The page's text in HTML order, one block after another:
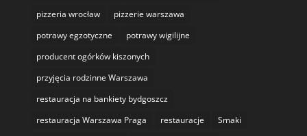
pizzeria wrocław
pizzerie warszawa
potrawy egzotyczne
potrawy wigilijne
producent ogórków kiszonych
przyjęcia rodzinne Warszawa
restauracja na bankiety bydgoszcz
restauracja Warszawa Praga
restauracje
Smaki